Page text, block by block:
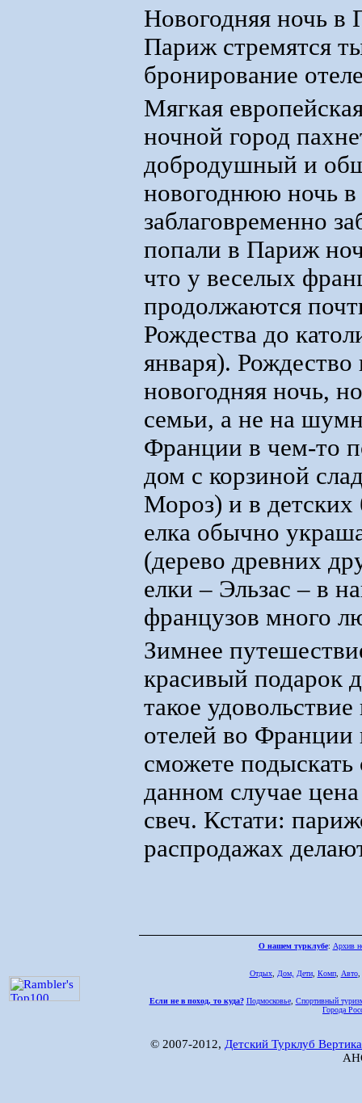
Новогодняя ночь в
Париж стремятся
бронирование
Мягкая
ночной город
добродушный и
новогоднюю ночь в
заблаговременно
попали в Париж
что у веселых
продолжаются
Рождества до
января).
новогодняя ночь,
семьи, а не на
Франции в чем-то
дом с корзиной
Мороз) и в
елка обычно
(дерево древних
елки – Эльзас – в
французов много
Зимнее
красивый подарок
такое
отелей во Франции
сможете
данном случае цена
свеч. Кстати:
распродажах
О нашем турклубе: Архив
Отдых, Дом, Дети, Комп, Авто,
Если не в поход, то куда? Подмосковье, Спортивный
Города
© 2007-2012, Детский Турклуб